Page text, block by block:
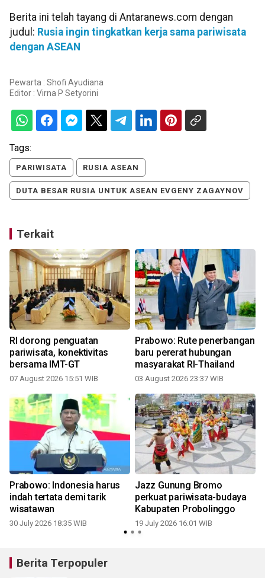
Berita ini telah tayang di Antaranews.com dengan
judul: Rusia ingin tingkatkan kerja sama pariwisata
dengan ASEAN
Pewarta : Shofi Ayudiana
Editor : Virna P Setyorini
Tags:
PARIWISATA RUSIA ASEAN
DUTA BESAR RUSIA UNTUK ASEAN EVGENY ZAGAYNOV
Terkait
RI dorong penguatan
pariwisata, konektivitas
bersama IMT-GT
07 August 2026 15:51 WIB
Prabowo: Rute penerbangan
baru pererat hubungan
masyarakat RI-Thailand
03 August 2026 23:37 WIB
Prabowo: Indonesia harus
indah tertata demi tarik
wisatawan
30 July 2026 18:35 WIB
Jazz Gunung Bromo
perkuat pariwisata-budaya
Kabupaten Probolinggo
19 July 2026 16:01 WIB
Berita Terpopuler